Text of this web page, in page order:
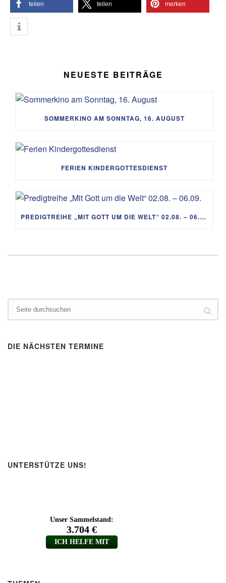
teilen teilen merken
NEUESTE BEITRÄGE
SOMMERKINO AM SONNTAG, 16. AUGUST
FERIEN KINDERGOTTESDIENST
PREDIGTREIHE „MIT GOTT UM DIE WELT“ 02.08. – 06.09.
DIE NÄCHSTEN TERMINE
UNTERSTÜTZE UNS!